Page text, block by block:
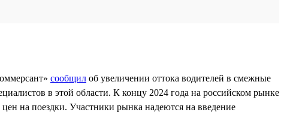
сообщил об увеличении оттока водителей в смежные
в этой области. К концу 2024 года на российском рынке
на поездки. Участники рынка надеются на введение